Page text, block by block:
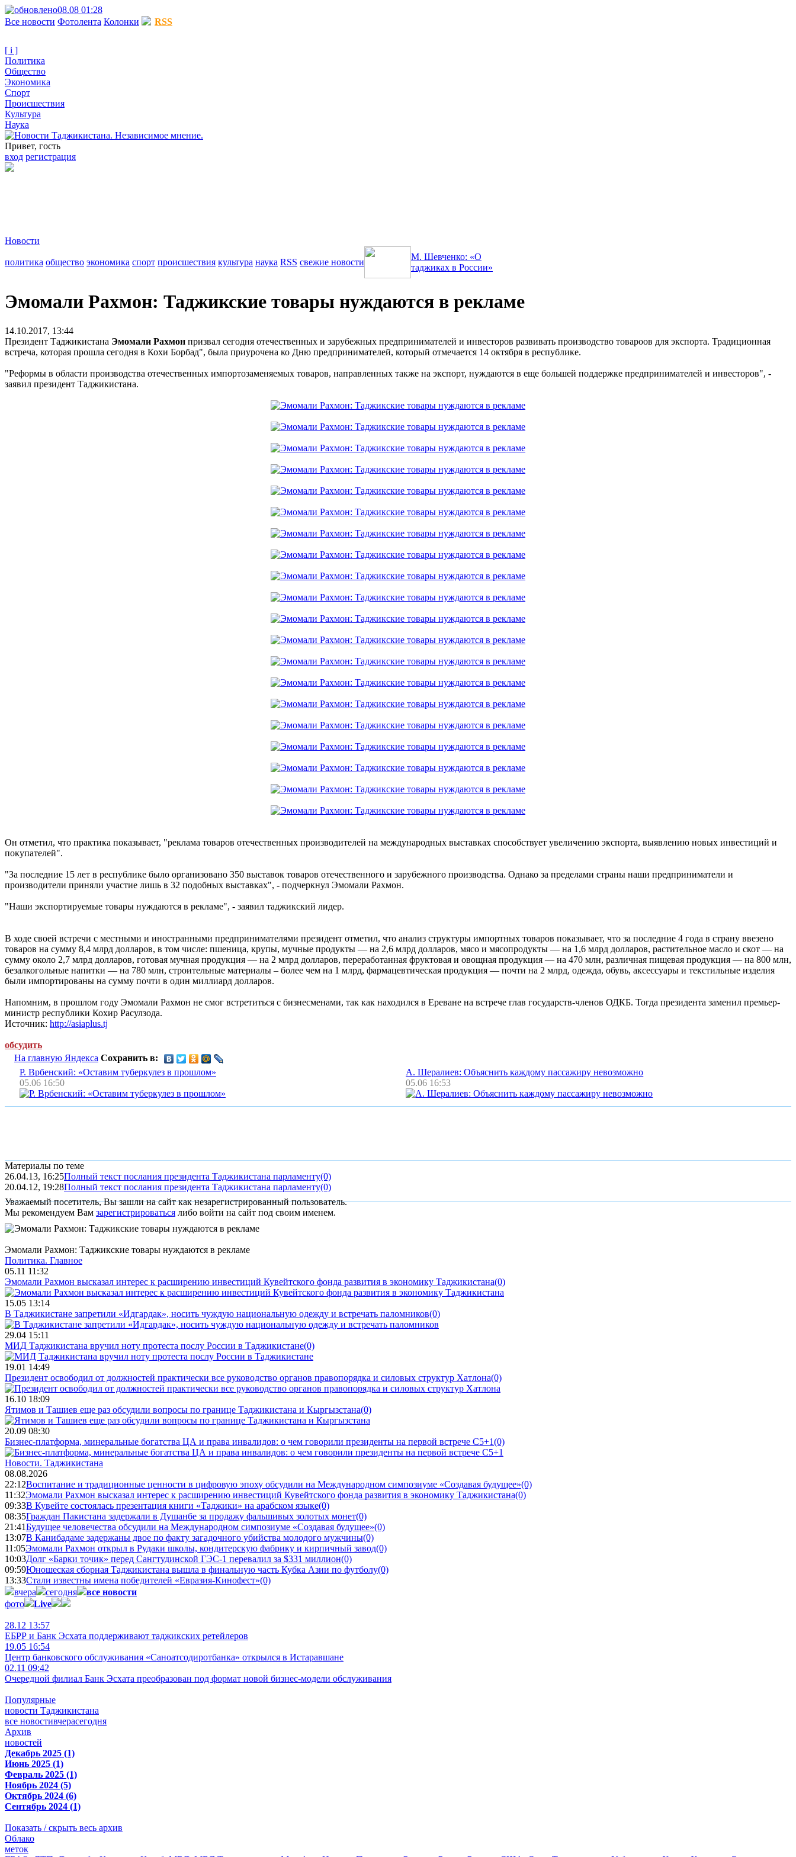
08.08 01:28
Все новости Фотолента Колонки RSS
[ i ]
Политика
Общество
Экономика
Спорт
Происшествия
Культура
Наука
Привет, гость
вход регистрация
Новости
политика общество экономика спорт происшествия культура наука RSS свежие новости
М. Шевченко: «О
таджиках в России»
Эмомали Рахмон: Таджикские товары нуждаются в рекламе
14.10.2017, 13:44
Президент Таджикистана Эмомали Рахмон призвал сегодня отечественных и зарубежных предпринимателей и инвесторов развивать производство товароов для экспорта. Традиционная
встреча, которая прошла сегодня в Кохи Борбад", была приурочена ко Дню предпринимателей, который отмечается 14 октября в республике.
"Реформы в области производства отечественных импортозаменяемых товаров, направленных также на экспорт, нуждаются в еще большей поддержке предпринимателей и инвесторов", -
заявил президент Таджикистана.
Он отметил, что практика показывает, "реклама товаров отечественных производителей на международных выставках способствует увеличению экспорта, выявлению новых инвестиций и
покупателей".
"За последние 15 лет в республике было организовано 350 выставок товаров отечественного и зарубежного производства. Однако за пределами страны наши предприниматели и
производители приняли участие лишь в 32 подобных выставках", - подчеркнул Эмомали Рахмон.
"Наши экспортируемые товары нуждаются в рекламе", - заявил таджикский лидер.
В ходе своей встречи с местными и иностранными предпринимателями президент отметил, что анализ структуры импортных товаров показывает, что за последние 4 года в страну ввезено
товаров на сумму 8,4 млрд долларов, в том числе: пшеница, крупы, мучные продукты — на 2,6 млрд долларов, мясо и мясопродукты — на 1,6 млрд долларов, растительное масло и скот — на
сумму около 2,7 млрд долларов, готовая мучная продукция — на 2 млрд долларов, переработанная фруктовая и овощная продукция — на 470 млн, различная пищевая продукция — на 800 млн,
безалкогольные напитки — на 780 млн, строительные материалы – более чем на 1 млрд, фармацевтическая продукция — почти на 2 млрд, одежда, обувь, аксессуары и текстильные изделия
были импортированы на сумму почти в один миллиард долларов.
Напомним, в прошлом году Эмомали Рахмон не смог встретиться с бизнесменами, так как находился в Ереване на встрече глав государств-членов ОДКБ. Тогда президента заменил премьер-
министр республики Кохир Расулзода.
Источник: http://asiaplus.tj
обсудить
На главную Яндекса Сохранить в:
Р. Врбенский: «Оставим туберкулез в прошлом»
05.06 16:50
А. Шералиев: Объяснить каждому пассажиру невозможно
05.06 16:53
Материалы по теме
26.04.13, 16:25Полный текст послания президента Таджикистана парламенту(0)
20.04.12, 19:28Полный текст послания президента Таджикистана парламенту(0)
Уважаемый посетитель, Вы зашли на сайт как незарегистрированный пользователь.
Мы рекомендуем Вам зарегистрироваться либо войти на сайт под своим именем.
Эмомали Рахмон: Таджикские товары нуждаются в рекламе
Политика. Главное
05.11 11:32
Эмомали Рахмон высказал интерес к расширению инвестиций Кувейтского фонда развития в экономику Таджикистана(0)
15.05 13:14
В Таджикистане запретили «Идгардак», носить чуждую национальную одежду и встречать паломников(0)
29.04 15:11
МИД Таджикистана вручил ноту протеста послу России в Таджикистане(0)
19.01 14:49
Президент освободил от должностей практически все руководство органов правопорядка и силовых структур Хатлона(0)
16.10 18:09
Ятимов и Ташиев еще раз обсудили вопросы по границе Таджикистана и Кыргызстана(0)
20.09 08:30
Бизнес-платформа, минеральные богатства ЦА и права инвалидов: о чем говорили президенты на первой встрече C5+1(0)
Новости. Таджикистана
08.08.2026
22:12Воспитание и традиционные ценности в цифровую эпоху обсудили на Международном симпозиуме «Создавая будущее»(0)
11:32Эмомали Рахмон высказал интерес к расширению инвестиций Кувейтского фонда развития в экономику Таджикистана(0)
09:33В Кувейте состоялась презентация книги «Таджики» на арабском языке(0)
08:35Граждан Пакистана задержали в Душанбе за продажу фальшивых золотых монет(0)
21:41Будущее человечества обсудили на Международном симпозиуме «Создавая будущее»(0)
13:07В Канибадаме задержаны двое по факту загадочного убийства молодого мужчины(0)
11:05Эмомали Рахмон открыл в Рудаки школы, кондитерскую фабрику и кирпичный завод(0)
10:03Долг «Барки точик» перед Сангтудинской ГЭС-1 перевалил за $331 миллион(0)
09:59Юношеская сборная Таджикистана вышла в финальную часть Кубка Азии по футболу(0)
13:33Стали известны имена победителей «Евразия-Кинофест»(0)
вчера
сегодня
все новости
фото
Live
28.12 13:57
ЕБРР и Банк Эсхата поддерживают таджикских ретейлеров
19.05 16:54
Центр банковского обслуживания «Саноатсодиротбанка» открылся в Истаравшане
02.11 09:42
Очередной филиал Банк Эсхата преобразован под формат новой бизнес-модели обслуживания
Популярные
новости Таджикистана
все новостивчерасегодня
Архив
новостей
Декабрь 2025 (1)
Июнь 2025 (1)
Февраль 2025 (1)
Ноябрь 2024 (5)
Октябрь 2024 (6)
Сентябрь 2024 (1)
Показать / скрыть весь архив
Облако
меток